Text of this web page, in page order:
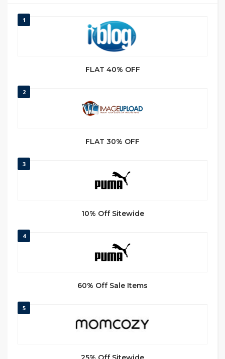
1
FLAT 40% OFF
2
FLAT 30% OFF
3
10% Off Sitewide
4
60% Off Sale Items
5